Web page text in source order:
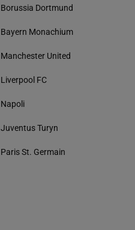
Borussia Dortmund
Bayern Monachium
Manchester United
Liverpool FC
Napoli
Juventus Turyn
Paris St. Germain